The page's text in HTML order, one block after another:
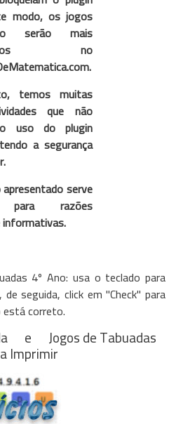
modo, os jogos
serão mais
no
temos muitas
que não
uso do plugin
a segurança
serve
para razões
4º Ano: usa o teclado para
seguida, click em "Check" para
correto.
e Jogos de Tabuadas
Imprimir